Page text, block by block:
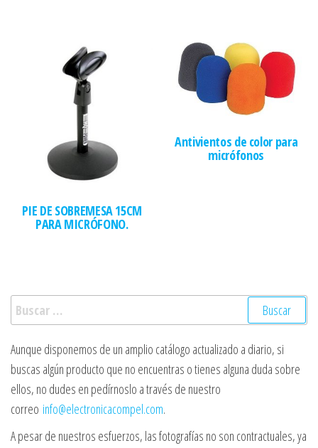
PIE DE SOBREMESA 15CM
PARA MICRÓFONO.
Antivientos de color para
micrófonos
Buscar:
Aunque disponemos de un amplio catálogo actualizado a diario, si
buscas algún producto que no encuentras o tienes alguna duda sobre
ellos, no dudes en pedírnoslo a través de nuestro
correo info@electronicacompel.com.
A pesar de nuestros esfuerzos, las fotografías no son contractuales, ya